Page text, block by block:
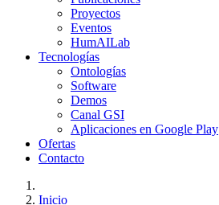
Proyectos
Eventos
HumAILab
Tecnologías
Ontologías
Software
Demos
Canal GSI
Aplicaciones en Google Play
Ofertas
Contacto
Inicio